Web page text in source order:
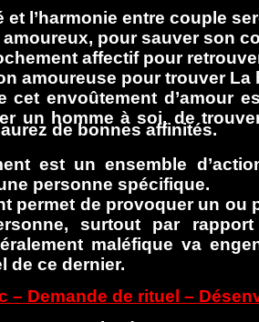
et l’harmonie entre couple
amoureux, pour sauver son
affectif pour
amoureuse pour trouver La
cet envoûtement d’amour
un homme à soi, de
de bonnes affinités.
est un ensemble
personne spécifique.
permet de provoquer un
surtout par
maléfique va
de ce dernier.
– Demande de rituel –